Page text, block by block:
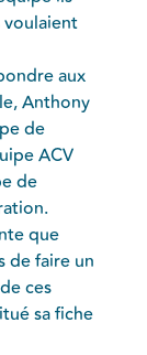
voulaient
aux
Anthony
de
ACV
de
que
de faire un
ces
sa fiche